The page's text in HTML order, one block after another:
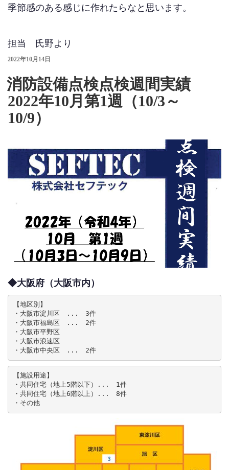
季節感のある感じに作れたらなと思います。
担当 氏野より
投
日:
2022年10月14日
消防設備点検点検週間実績
2022年10月第1週（10/3～
10/9）
◆大阪府（大阪市内）
【地区別】
・大阪市淀川区　...　3件
・大阪市福島区　...　2件
・大阪市平野区
・大阪市浪速区
・大阪市中央区　...　2件
【施設用途】
・共同住宅（地上5階以下）...　1件
・共同住宅（地上6階以上）...　8件
・その他